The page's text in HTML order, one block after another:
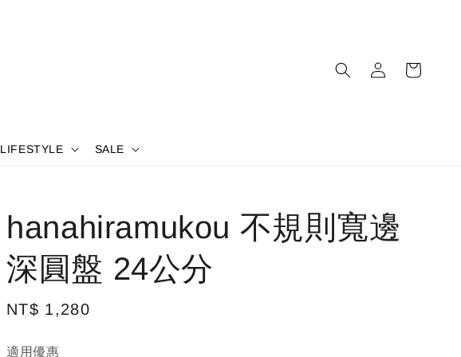
LIFESTYLE SALE
hanahiramukou 不規則寬邊
深圓盤 24公分
Regular
NT$ 1,280
適用優惠